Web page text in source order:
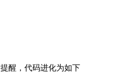
醒，代码进化为如下